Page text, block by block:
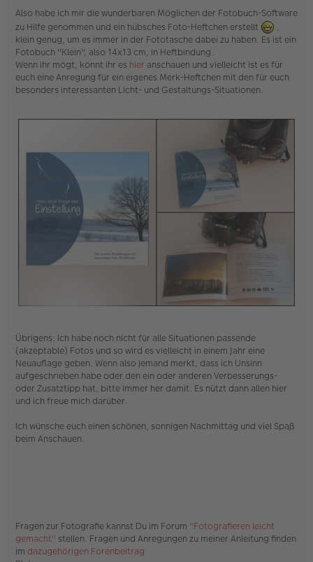
a
g
Also habe ich mir die wunderbaren Möglichen der Fotobuch-Software
zu Hilfe genommen und ein hübsches Foto-Heftchen erstellt
,
klein genug, um es immer in der Fototasche dabei zu haben. Es ist ein
Fotobuch "Klein", also 14x13 cm, in Heftbindung.
Wenn ihr mögt, könnt ihr es hier anschauen und vielleicht ist es für
euch eine Anregung für ein eigenes Merk-Heftchen mit den für euch
besonders interessanten Licht- und Gestaltungs-Situationen.
Übrigens: Ich habe noch nicht für alle Situationen passende
(akzeptable) Fotos und so wird es vielleicht in einem Jahr eine
Neuauflage geben. Wenn also jemand merkt, dass ich Unsinn
aufgeschrieben habe oder den ein oder anderen Verbesserungs-
oder Zusatztipp hat, bitte immer her damit. Es nützt dann allen hier
und ich freue mich darüber.
Ich wünsche euch einen schönen, sonnigen Nachmittag und viel Spaß
beim Anschauen.
Fragen zur Fotografie kannst Du im Forum "Fotografieren leicht
gemacht" stellen. Fragen und Anregungen zu meiner Anleitung finden
im dazugehörigen Forenbeitrag